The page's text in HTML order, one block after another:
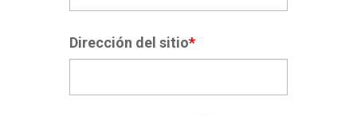
Dirección del sitio*